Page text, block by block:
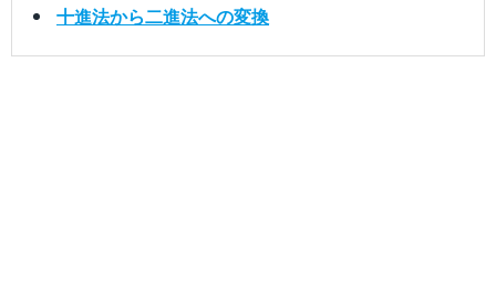
十進法から二進法への変換